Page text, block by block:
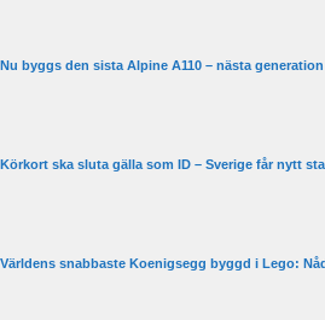
Nu byggs den sista Alpine A110 – nästa
Körkort ska sluta gälla som ID – Sverige får nytt
Världens snabbaste Koenigsegg byggd i Lego: